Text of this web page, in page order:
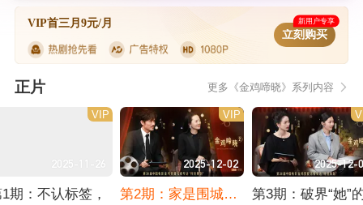
VIP首三月9元/月 新用户专享
立刻购买
正片 更多《金鸡啼晓》系列内容
2025-11-26
VIP
期：不认标签，
2025-12-02
VIP
第2期：家是围城，
2025-12-
第3期：破界“她”